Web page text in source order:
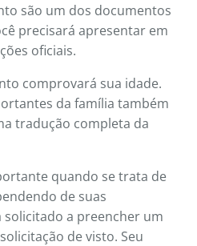
são um dos documentos
precisará apresentar em
oficiais.
comprovará sua idade.
da família também
tradução completa da
quando se trata de
de suas
solicitado a preencher um
de visto. Seu